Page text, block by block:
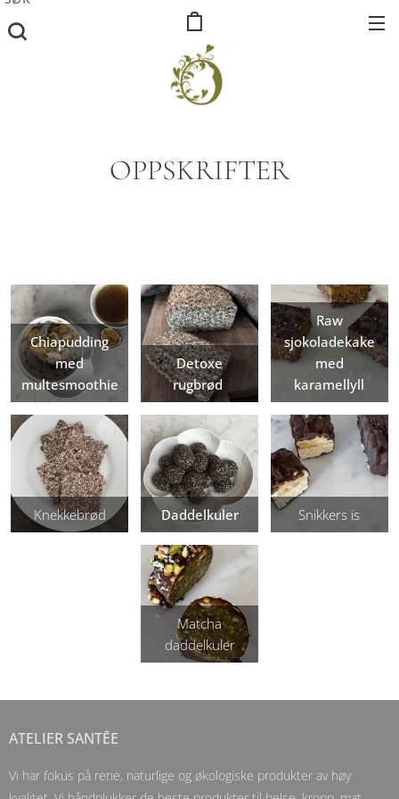
OPPSKRIFTER
Chiapudding
med
multesmoothie
Detoxe
rugbrød
Raw
sjokoladekake
med
karamellyll
Knekkebrød Daddelkuler Snikkers is
Matcha
daddelkuler
ATELIER SANTĒE
Vi har fokus på rene, naturlige og økologiske produkter av høy